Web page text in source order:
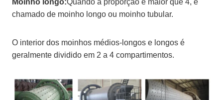
Moinho longo:Quando a proporção é maior que 4, é
chamado de moinho longo ou moinho tubular.
O interior dos moinhos médios-longos e longos é
geralmente dividido em 2 a 4 compartimentos.